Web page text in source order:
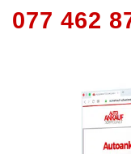
077 462